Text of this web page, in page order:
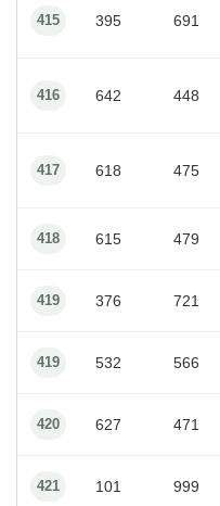
415 395 691
416 642 448
417 618 475
418 615 479
419 376 721
419 532 566
420 627 471
421 101 999